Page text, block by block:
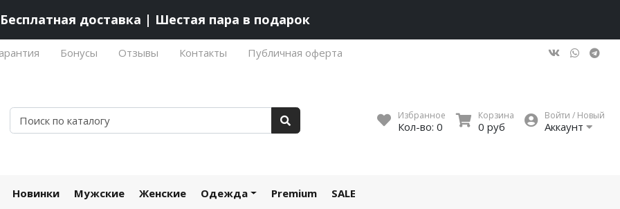
Бесплатная доставка | Шестая пара в подарок
Бонусы Отзывы Контакты Публичная оферта
Избранное
Кол-во: 0
Корзина
0 руб
Войти / Новый
Аккаунт
Новинки Мужские Женские Одежда Premium SALE